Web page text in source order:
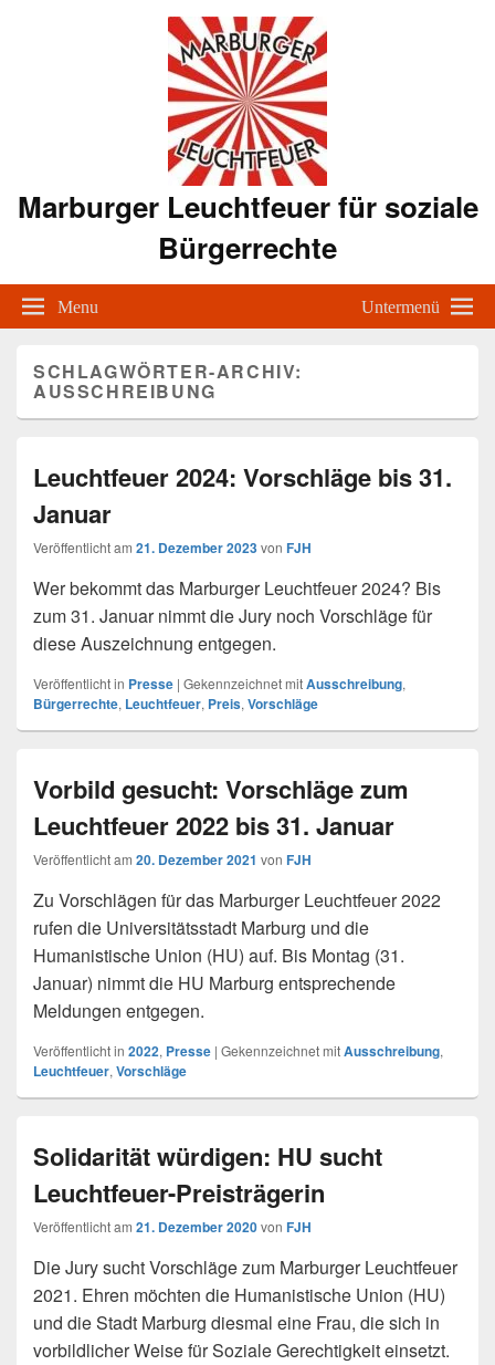
Marburger Leuchtfeuer für soziale
Bürgerrechte
Menu Untermenü
SCHLAGWÖRTER-ARCHIV:
AUSSCHREIBUNG
Leuchtfeuer 2024: Vorschläge bis 31.
Januar
Veröffentlicht am 21. Dezember 2023von FJH
Wer bekommt das Marburger Leuchtfeuer 2024? Bis
zum 31. Januar nimmt die Jury noch Vorschläge für
diese Auszeichnung entgegen.
Veröffentlicht in Presse | Gekennzeichnet mitAusschreibung,
Bürgerrechte, Leuchtfeuer, Preis, Vorschläge
Vorbild gesucht: Vorschläge zum
Leuchtfeuer 2022 bis 31. Januar
Veröffentlicht am 20. Dezember 2021 von FJH
Zu Vorschlägen für das Marburger Leuchtfeuer 2022
rufen die Universitätsstadt Marburg und die
Humanistische Union (HU) auf. Bis Montag (31.
Januar) nimmt die HU Marburg entsprechende
Meldungen entgegen.
Veröffentlicht in 2022, Presse | Gekennzeichnet mitAusschreibung,
Leuchtfeuer, Vorschläge
Solidarität würdigen: HU sucht
Leuchtfeuer-Preisträgerin
Veröffentlicht am 21. Dezember 2020von FJH
Die Jury sucht Vorschläge zum Marburger Leuchtfeuer
2021. Ehren möchten die Humanistische Union (HU)
und die Stadt Marburg diesmal eine Frau, die sich in
vorbildlicher Weise für Soziale Gerechtigkeit einsetzt.